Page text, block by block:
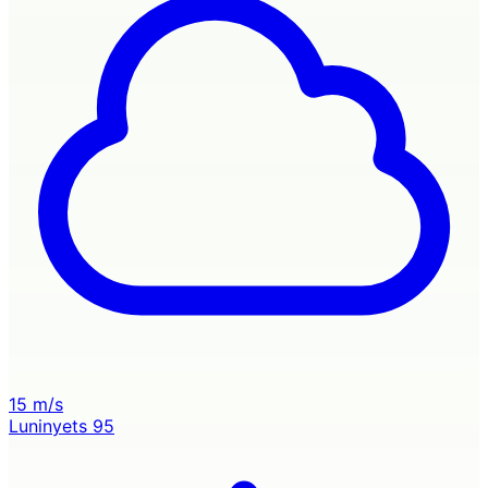
15 m/s
Luninyets 95